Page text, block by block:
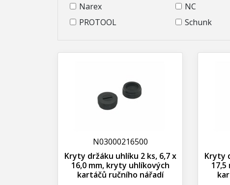
Narex
NC
PROTOOL
Schunk
N03000216500
Kryty držáku uhlíku 2 ks, 6,7 x
16,0 mm, kryty uhlíkových
kartáčů ručního nářadí
Kryty